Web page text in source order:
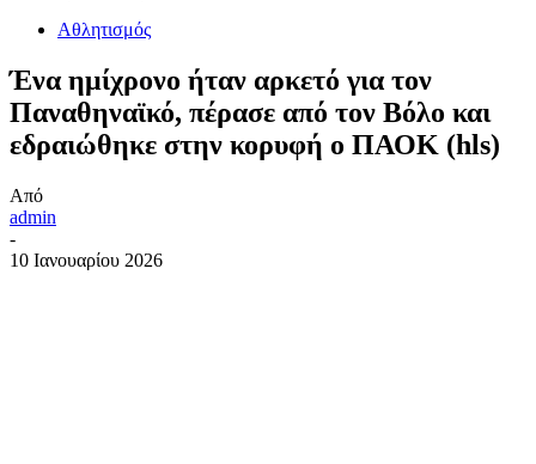
Αθλητισμός
Ένα ημίχρονο ήταν αρκετό για τον
Παναθηναϊκό, πέρασε από τον Βόλο και
εδραιώθηκε στην κορυφή ο ΠΑΟΚ (hls)
Από
admin
-
10 Ιανουαρίου 2026